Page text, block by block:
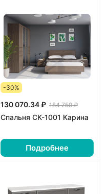
-30%
130 070.34 ₽ 184 759 ₽
Спальня СК-1001 Карина
Подробнее